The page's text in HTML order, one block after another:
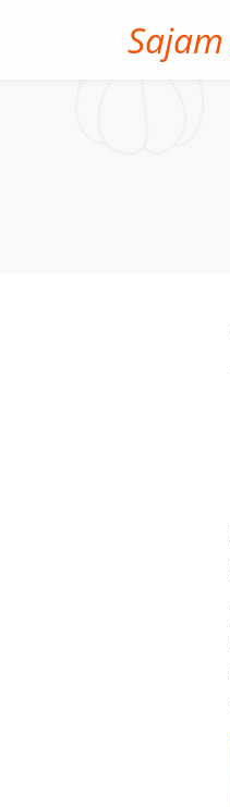
Sajam